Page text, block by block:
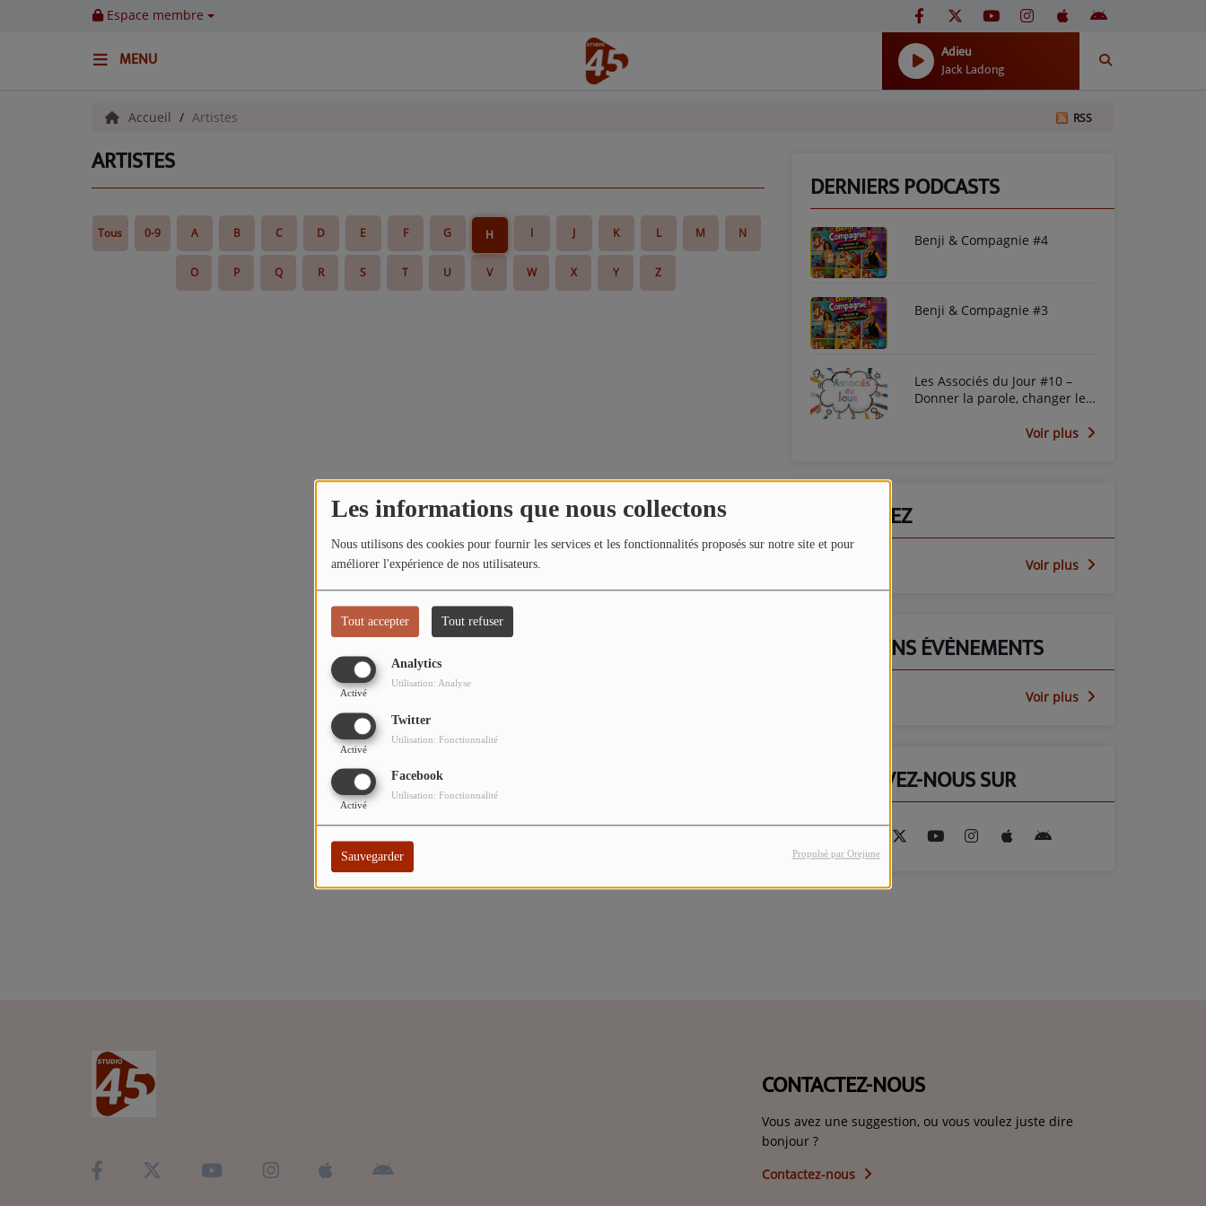
Les informations que nous collectons
Nous utilisons des cookies pour fournir les services et les fonctionnalités proposés sur notre site et pour
améliorer l'expérience de nos utilisateurs.
Tout accepter Tout refuser
Analytics
Activé
Utilisation: Analyse
Twitter
Activé
Utilisation: Fonctionnalité
Facebook
Activé
Utilisation: Fonctionnalité
Sauvegarder Propulsé par Orejime
Espace membre
MENU
Adieu
Jack Ladong
GIEN, SA FABULEUSE HISTOIRE
Accueil Artistes RSS
ARTISTES
Tous 0-9 A B C D E F G H I J K L M N
O P Q R S T U V W X Y Z
DERNIERS PODCASTS
Benji & Compagnie #4
Benji & Compagnie #3
Les Associés du Jour #10 –
Donner la parole, changer le
Voir plus
PARTICIPEZ
Voir plus
PROCHAINS ÉVÈNEMENTS
Voir plus
RETROUVEZ-NOUS SUR
CONTACTEZ-NOUS
Vous avez une suggestion, ou vous voulez juste dire
bonjour ?
Contactez-nous